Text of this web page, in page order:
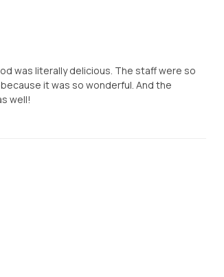
was literally delicious. The staff were so
it was so wonderful. And the
well!